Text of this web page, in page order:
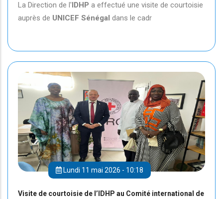
La Direction de l'IDHP a effectué une visite de courtoisie
auprès de UNICEF Sénégal dans le cadr
Lundi 11 mai 2026 - 10:18
Visite de courtoisie de l’IDHP au Comité international de